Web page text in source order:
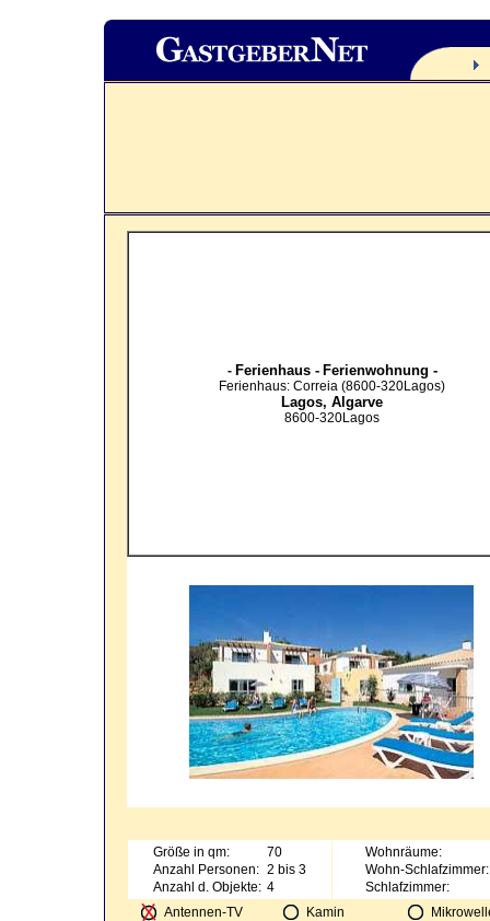
- Ferienhaus - Ferienwohnung -
Ferienhaus: Correia (8600-320Lagos)
Lagos, Algarve
8600-320Lagos
Größe in qm:
70
Anzahl Personen: 2 bis 3
Anzahl d. Objekte: 4
Wohnräume:
Wohn-Schlafzimmer:
Schlafzimmer:
Antennen-TV
Kamin